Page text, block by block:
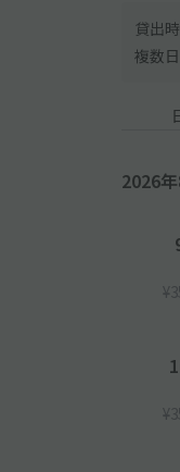
貸出
複数
2026